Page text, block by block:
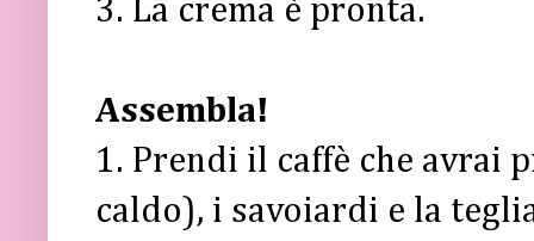
3. La crema è pronta.
Assembla!
1. Prendi il caffè che avrai
caldo), i savoiardi e la